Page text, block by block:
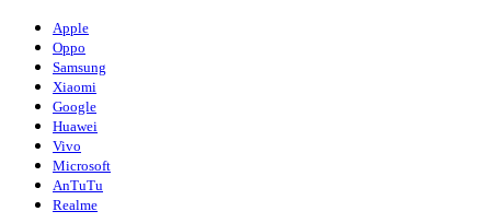
Apple
Oppo
Samsung
Xiaomi
Google
Huawei
Vivo
Microsoft
AnTuTu
Realme